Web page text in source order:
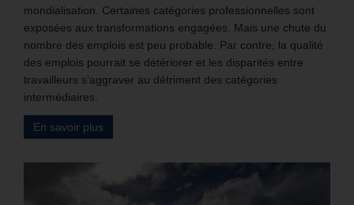
mondialisation. Certaines catégories professionnelles sont
exposées aux transformations engagées. Mais une chute du
nombre des emplois est peu probable. Par contre, la qualité
des emplois pourrait se détériorer et les disparités entre
travailleurs s’aggraver au détriment des catégories
intermédiaires.
En savoir plus